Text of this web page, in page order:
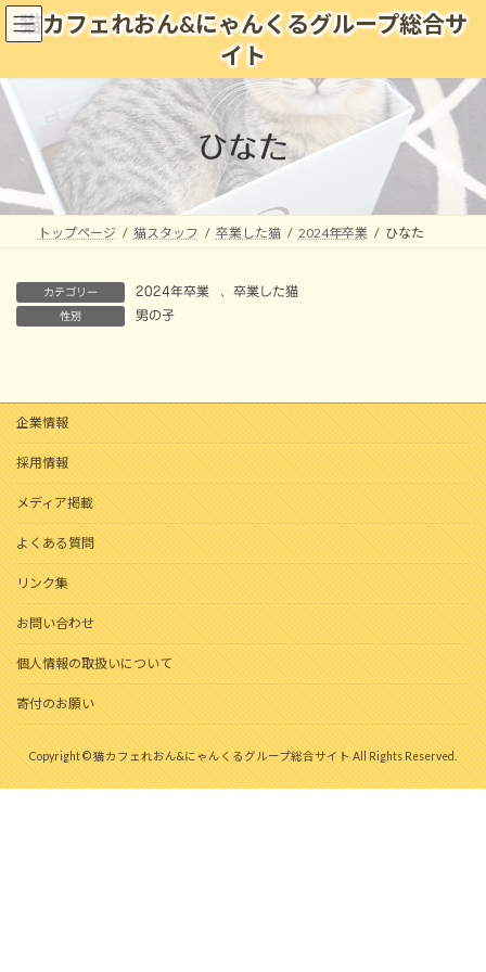
コ
ン
ン
ツ
へ
ッ
プ
ナ
ビ
ー
シ
ョ
移
動
猫カフェれおん&にゃんくるグループ総合サ
イト
ひなた
トップページ 猫スタッフ 卒業した猫 2024年卒業 ひなた
カテゴリー 2024年卒業 卒業した猫
性別 男の子
企業情報
採用情報
メディア掲載
よくある質問
リンク集
お問い合わせ
個人情報の取扱いについて
寄付のお願い
Copyright © 猫カフェれおん&にゃんくるグループ総合サイト All Rights Reserved.